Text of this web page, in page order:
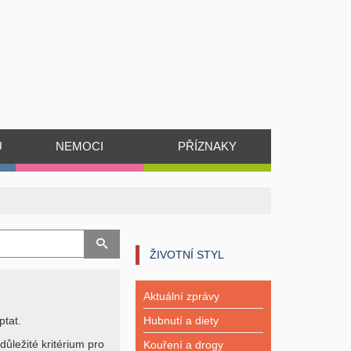
NEMOCI PŘÍZNAKY
kritérium pro
ŽIVOTNÍ STYL
Aktuální zprávy
Hubnutí a diety
Kouření a drogy